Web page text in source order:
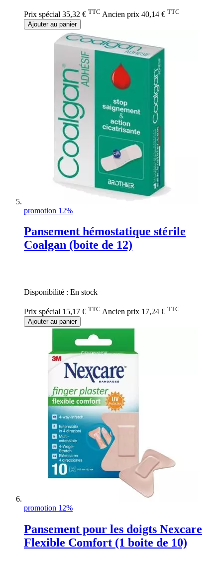
Prix spécial 35,32 € TTC Ancien prix 40,14 € TTC
Ajouter au panier
promotion 12%
Pansement hémostatique stérile
Coalgan (boite de 12)
Disponibilité : En stock
Prix spécial 15,17 € TTC Ancien prix 17,24 € TTC
Ajouter au panier
promotion 12%
Pansement pour les doigts Nexcare
Flexible Comfort (1 boite de 10)